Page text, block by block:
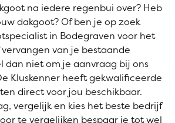
na iedere regenbui over? Heb
dakgoot? Of ben je op zoek
in Bodegraven voor het
van je bestaande
dan niet om je aanvraag bij ons
Kluskenner heeft gekwalificeerde
direct voor jou beschikbaar.
vergelijk en kies het beste bedrijf
te vergelijken bespaar je tot wel